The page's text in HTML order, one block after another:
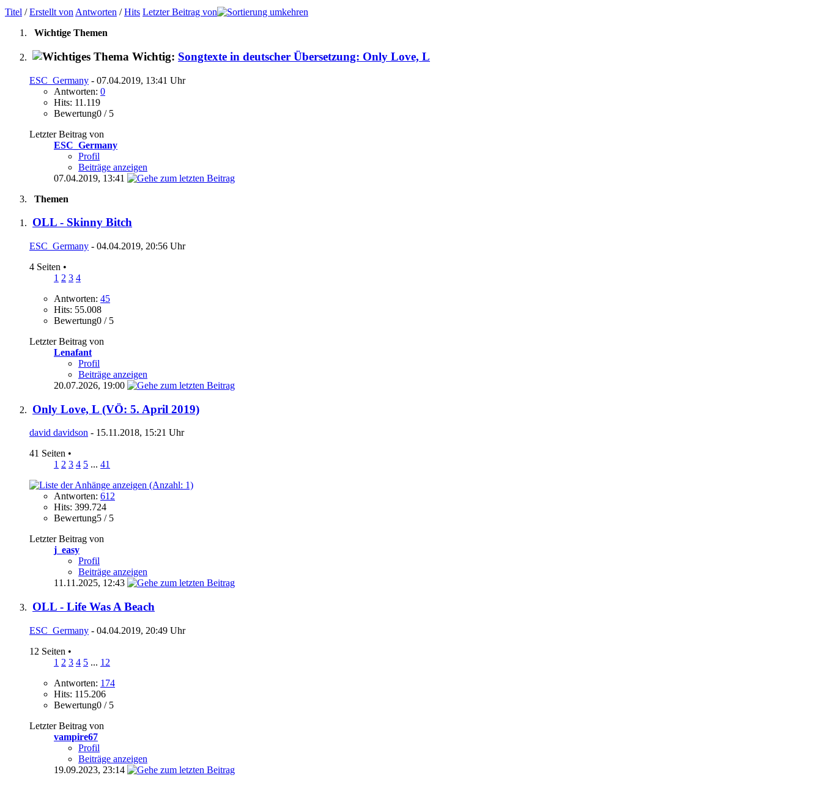
Titel /Erstellt von Antworten /Hits Letzter Beitrag von
Wichtige Themen
Wichtig: Songtexte in deutscher Übersetzung: Only Love, L
ESC_Germany - 07.04.2019, 13:41 Uhr
Antworten: 0
Hits: 11.119
Bewertung0 / 5
Letzter Beitrag von
ESC_Germany
Profil
Beiträge anzeigen
07.04.2019, 13:41
Themen
OLL - Skinny Bitch
ESC_Germany - 04.04.2019, 20:56 Uhr
4 Seiten •
1 2 3 4
Antworten: 45
Hits: 55.008
Bewertung0 / 5
Letzter Beitrag von
Lenafant
Profil
Beiträge anzeigen
20.07.2026, 19:00
Only Love, L (VÖ: 5. April 2019)
david davidson - 15.11.2018, 15:21 Uhr
41 Seiten •
1 2 3 4 5 ... 41
Antworten: 612
Hits: 399.724
Bewertung5 / 5
Letzter Beitrag von
j_easy
Profil
Beiträge anzeigen
11.11.2025, 12:43
OLL - Life Was A Beach
ESC_Germany - 04.04.2019, 20:49 Uhr
12 Seiten •
1 2 3 4 5 ... 12
Antworten: 174
Hits: 115.206
Bewertung0 / 5
Letzter Beitrag von
vampire67
Profil
Beiträge anzeigen
19.09.2023, 23:14